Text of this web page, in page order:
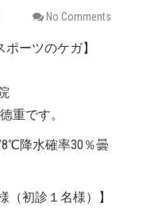
No Comments
ーツのケガ】
重です。
降水確率30％曇
（初診１名様）】